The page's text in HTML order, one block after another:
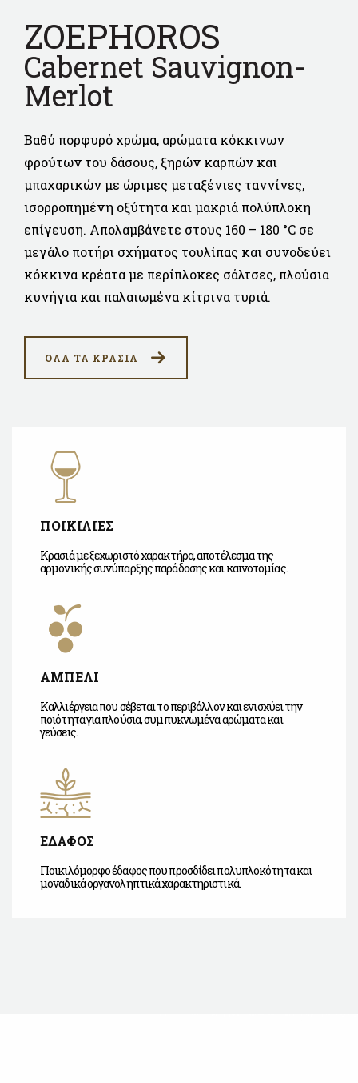
ZOEPHOROS
Cabernet Sauvignon-
Merlot
Βαθύ πορφυρό χρώμα, αρώματα κόκκινων
φρούτων του δάσους, ξηρών καρπών και
μπαχαρικών με ώριμες μεταξένιες ταννίνες,
ισορροπημένη οξύτητα και μακριά πολύπλοκη
επίγευση. Απολαμβάνετε στους 160 – 180 °C σε
μεγάλο ποτήρι σχήματος τουλίπας και συνοδεύει
κόκκινα κρέατα με περίπλοκες σάλτσες, πλούσια
κυνήγια και παλαιωμένα κίτρινα τυριά.
ΟΛΑ ΤΑ ΚΡΑΣΙΑ
ΠΟΙΚΙΛΙΕΣ
Κρασιά με ξεχωριστό χαρακτήρα, αποτέλεσμα της
αρμονικής συνύπαρξης παράδοσης και καινοτομίας.
ΑΜΠΕΛΙ
Καλλιέργεια που σέβεται το περιβάλλον και ενισχύει την
ποιότητα για πλούσια, συμπυκνωμένα αρώματα και
γεύσεις.
ΕΔΑΦΟΣ
Ποικιλόμορφο έδαφος που προσδίδει πολυπλοκότητα και
μοναδικά οργανοληπτικά χαρακτηριστικά.